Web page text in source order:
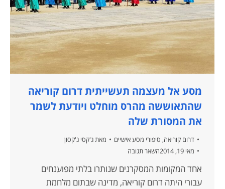
מסע אל מעצמה תעשייתית דרום קוריאה
שהתאוששה מהרס מוחלט ויודעת לשמר
את המסורת שלה
דרום קוריאה, סיפורי מסע אישיים מאת ג'קסי ג'קסון
מאי 19, 2014
השאר תגובה
אחד המקומות המסקרנים שנותרו בלתי מפוענחים
עבורי היתה דרום קוריאה, מדינה שבתום מלחמת